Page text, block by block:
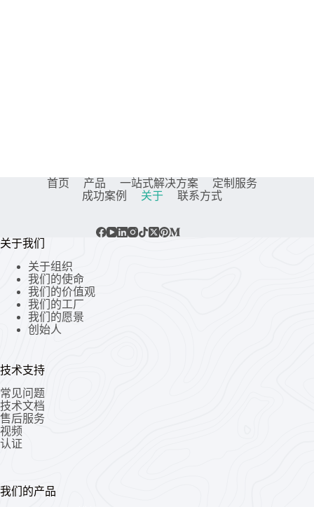
首页 产品 一站式解决方案
定制服务
成功案例
关于 联系方式
关于我们
关于组织
我们的使命
我们的价值观
我们的工厂
我们的愿景
创始人
技术支持
常见问题
技术文档
售后服务
视频
认证
我们的产品